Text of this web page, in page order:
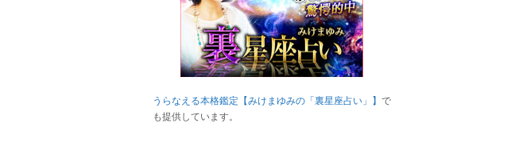
うらなえる本格鑑定【みけまゆみの「裏星座占い」】 で
も提供しています。